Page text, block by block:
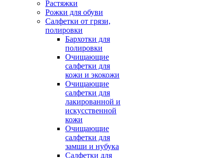
Растяжки
Рожки для обуви
Салфетки от грязи,
полировки
Бархотки для
полировки
Очищающие
салфетки для
кожи и экокожи
Очищающие
салфетки для
лакированной и
искусственной
кожи
Очищающие
салфетки для
замши и нубука
Салфетки для